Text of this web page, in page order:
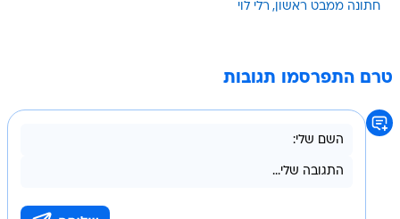
חתונה ממבט ראשון רלי לוי
טרם התפרסמו תגובות